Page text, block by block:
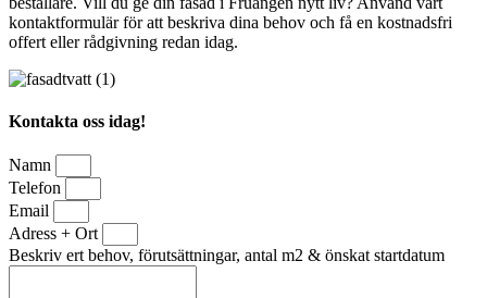
kontaktformulär för att beskriva dina behov och få en kostnadsfri
offert eller rådgivning redan idag.
Kontakta oss idag!
Namn
Telefon
Email
Adress + Ort
Beskriv ert behov, förutsättningar, antal m2 & önskat startdatum